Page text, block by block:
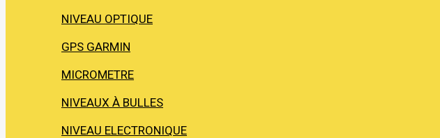
NIVEAU OPTIQUE
GPS GARMIN
MICROMETRE
NIVEAUX À BULLES
NIVEAU ELECTRONIQUE